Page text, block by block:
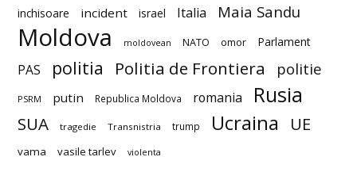
inchisoare incident israel Italia Maia Sandu
Moldova moldovean NATO omor Parlament
PAS politia Politia de Frontiera politie
PSRM putin Republica Moldova romania Rusia
SUA tragedie Transnistria trump Ucraina UE
vama vasile tarlev violenta